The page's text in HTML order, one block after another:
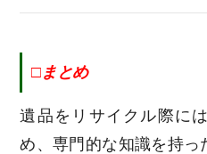
□まとめ
遺品をリサイクル際に
め、専門的な知識を持っ